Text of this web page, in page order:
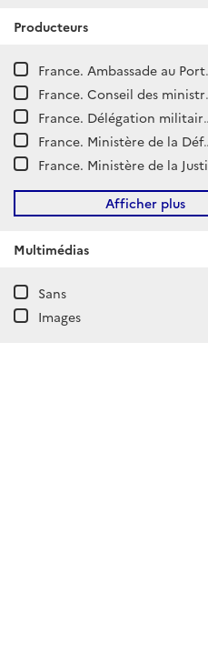
Producteurs
France. Ambassade au Portugal (Lisbonne)
France. Conseil des ministres. Cabinet du président. Philippe Pétain.
France. Délégation militaire française en Union soviétique.
France. Ministère de la Défense nationale. État-major général de la Défense nationale.
France. Ministère de la Justice. Haute Cour de Justice.
Afficher plus
Multimédias
Sans
Images